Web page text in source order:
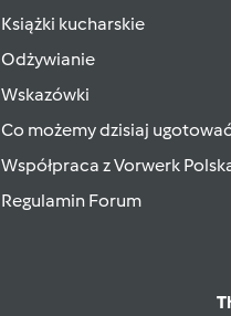
Książki kucharskie
Odżywianie
Wskazówki
Co możemy dzisiaj
Współpraca z Vorwerk
Regulamin Forum